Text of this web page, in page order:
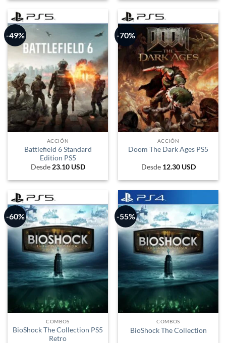
-49%
ACCIÓN
Battlefield 6 Standard
Edition PS5
Desde 23.10 USD
-70%
ACCIÓN
Doom The Dark Ages PS5
Desde 12.30 USD
-60%
COMBOS
BioShock The Collection PS5
Retro
-55%
COMBOS
BioShock The Collection